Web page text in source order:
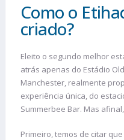
Como o
criado?
Eleito o segundo melhor
atrás apenas do Estádio
Manchester, realmente
experiência única, do
Summerbee Bar. Mas
Primeiro, temos de citar